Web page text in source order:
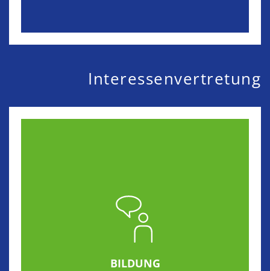
Interessenvertretung
BILDUNG